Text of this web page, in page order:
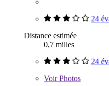
24
Distance estimée
0,7 milles
24
VoirPhotos